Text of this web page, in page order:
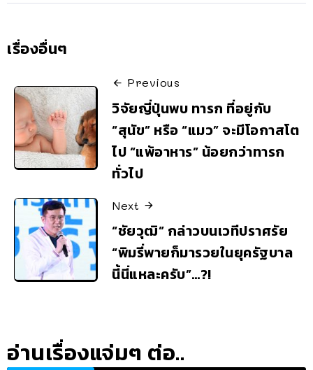
เรื่องอื่นๆ
Previous
วิจัยญี่ปุ่นพบ ทารก ที่อยู่กับ
“สุนัข” หรือ “แมว” จะมีโอกาสโต
ไป “แพ้อาหาร” น้อยกว่าทารก
ทั่วไป
Next
“ชัยวุฒิ” กล่าวบนเวทีปราศรัย
“พิมรี่พายก็มารวยในยุครัฐบาล
นี้นี่แหละครับ”…?!
อ่านเรื่องแจ่มๆ ต่อ..